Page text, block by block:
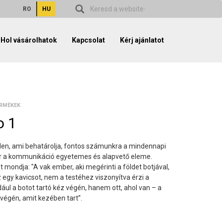
RO HU
Hol vásárolhatok Kapcsolat Kérj ajánlatot
1
ami behatárolja, fontos számunkra a mindennapi
a kommunikáció egyetemes és alapvető eleme.
mondja: "A vak ember, aki megérinti a földet botjával,
egy kavicsot, nem a testéhez viszonyítva érzi a
a botot tartó kéz végén, hanem ott, ahol van – a
amit kezében tart”.